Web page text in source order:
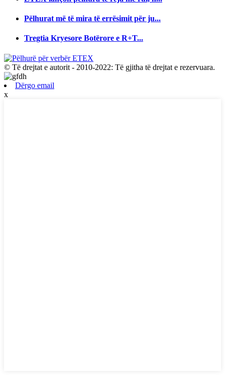
Pëlhurat më të mira të errësimit për ju...
Tregtia Kryesore Botërore e R+T...
© Të drejtat e autorit - 2010-2022: Të gjitha të drejtat e rezervuara.
Dërgo email
x